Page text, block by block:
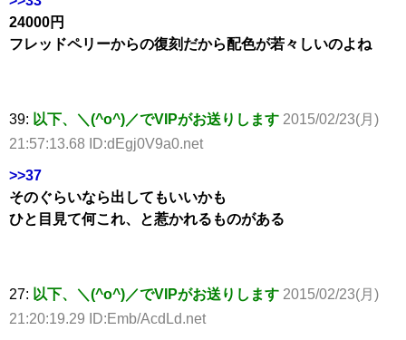
24000円
フレッドペリーからの復刻だから配色が若々しいのよね
39: 以下、＼(^o^)／でVIPがお送りします 2015/02/23(月)
21:57:13.68 ID:dEgj0V9a0.net
>>37
そのぐらいなら出してもいいかも
ひと目見て何これ、と惹かれるものがある
27: 以下、＼(^o^)／でVIPがお送りします 2015/02/23(月)
21:20:19.29 ID:Emb/AcdLd.net